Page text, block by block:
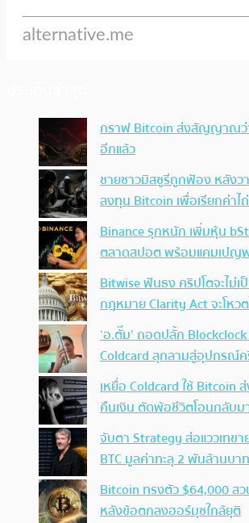
กราฟ Bitcoin ส่งสัญญาณว่
อีกแล้ว
ชายชาวมิสซูรีถูกฟ้อง หลัง
ลงทุน Bitcoin เพื่อเรียกค่าไถ่
Binance รุกหนัก เพิ่มหุ้น
ตลาดสปอต พร้อมแคมเปญ
Bitwise ฟันธง คริปโตจะไม่เ
กฎหมาย Clarity Act จะโหว
‘อ.ตั๊ม’ ถอดปลั้ก
Coldcard ลุกลามสู่อุปกรณ์ค
เหยื่อ Coldcard ใช้ Bitcoin
คืนเงิน ตัดพ้อชีวิตโอนกลับ
จับตา Strategy ส่อแววเทข
BTC มูลค่าทะลุ 2 พันล้านบา
Bitcoin ทรงตัว $64,000 ส
หลังข้อตกลงฮอร์มุซใกล้ยุติ